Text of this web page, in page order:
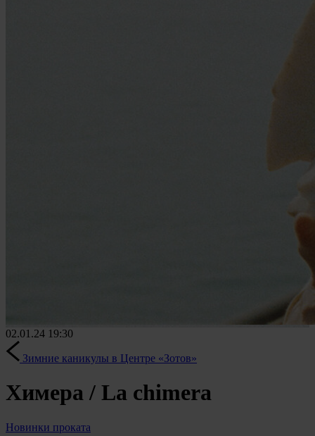
02.01.24 19:30
Зимние каникулы в Центре «Зотов»
Химера / La chimera
Новинки проката